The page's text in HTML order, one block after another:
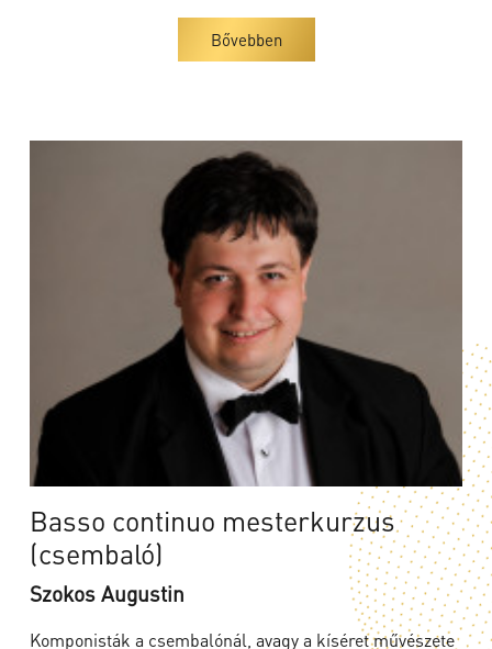
Bővebben
Basso continuo mesterkurzus
(csembaló)
Szokos Augustin
Komponisták a csembalónál, avagy a kíséret művészete